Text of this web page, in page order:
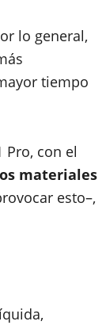
lo general,
tiempo
Pro, con el
materiales
esto–,